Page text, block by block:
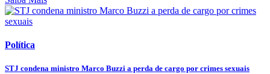
Política
STJ condena ministro Marco Buzzi a perda de cargo por crimes sexuais